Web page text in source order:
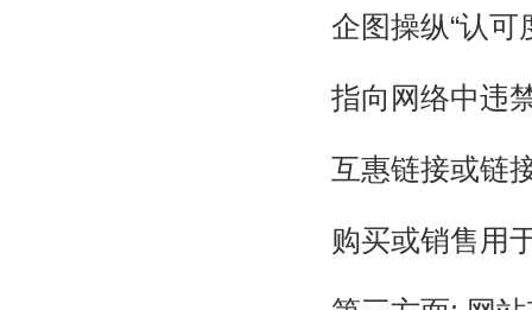
企图操纵“认可
指向网络中违
互惠链接或链
购买或销售用